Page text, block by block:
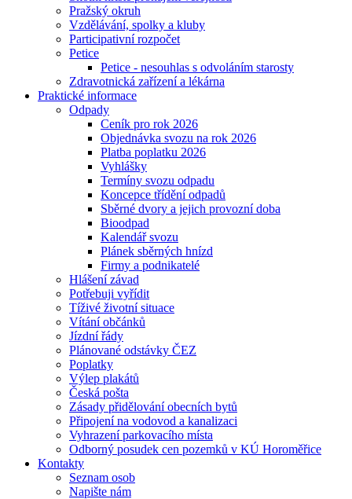
Pražský okruh
Vzdělávání, spolky a kluby
Participativní rozpočet
Petice
Petice - nesouhlas s odvoláním starosty
Zdravotnická zařízení a lékárna
Praktické informace
Odpady
Ceník pro rok 2026
Objednávka svozu na rok 2026
Platba poplatku 2026
Vyhlášky
Termíny svozu odpadu
Koncepce třídění odpadů
Sběrné dvory a jejich provozní doba
Bioodpad
Kalendář svozu
Plánek sběrných hnízd
Firmy a podnikatelé
Hlášení závad
Potřebuji vyřídit
Tíživé životní situace
Vítání občánků
Jízdní řády
Plánované odstávky ČEZ
Poplatky
Výlep plakátů
Česká pošta
Zásady přidělování obecních bytů
Připojení na vodovod a kanalizaci
Vyhrazení parkovacího místa
Odborný posudek cen pozemků v KÚ Horoměřice
Kontakty
Seznam osob
Napište nám